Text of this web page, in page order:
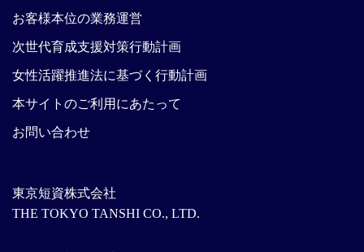
東京短資株式会社
THE TOKYO TANSHI CO., LTD.
お客様本位の業務運営
次世代育成支援対策行動計画
女性活躍推進法に基づく行動計画
本サイトのご利用にあたって
お問い合わせ